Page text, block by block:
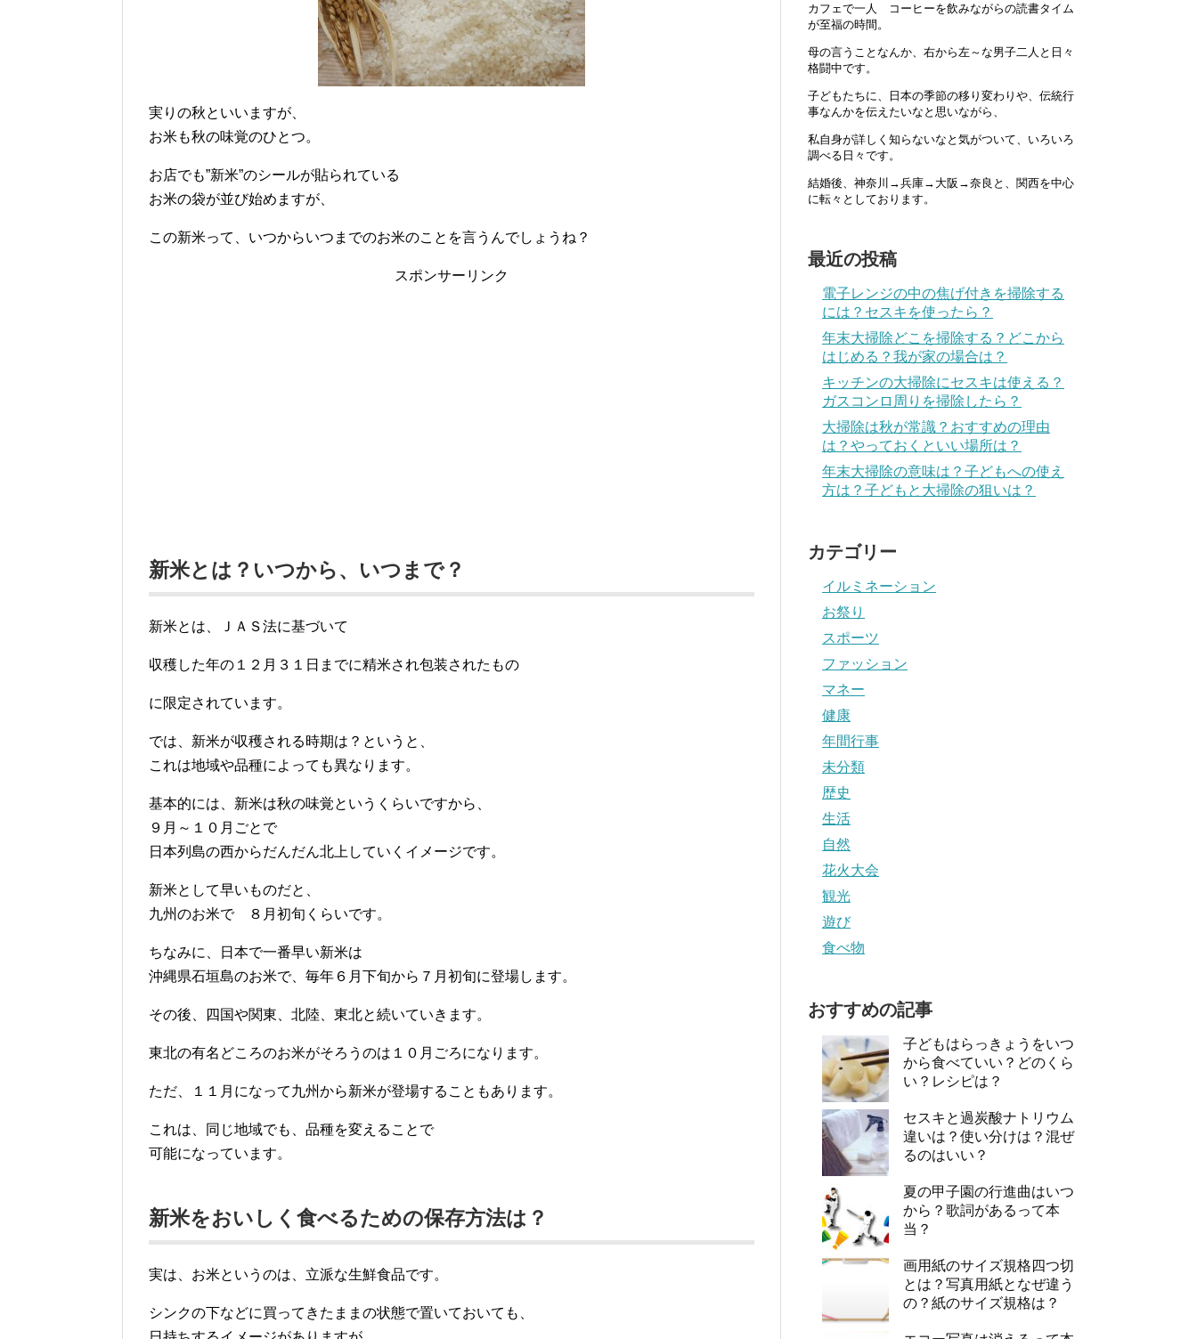
実りの秋といいますが、
お米も秋の味覚のひとつ。
お店でも”新米”のシールが貼られている
お米の袋が並び始めますが、
この新米って、いつからいつまでのお米のことを言うんでしょうね？
スポンサーリンク
新米とは？いつから、いつまで？
新米とは、ＪＡＳ法に基づいて
収穫した年の１２月３１日までに精米され包装されたもの
に限定されています。
では、新米が収穫される時期は？というと、
これは地域や品種によっても異なります。
基本的には、新米は秋の味覚というくらいですから、
９月～１０月ごとで
日本列島の西からだんだん北上していくイメージです。
新米として早いものだと、
九州のお米で ８月初旬くらいです。
ちなみに、日本で一番早い新米は
沖縄県石垣島のお米で、毎年６月下旬から７月初旬に登場します。
その後、四国や関東、北陸、東北と続いていきます。
東北の有名どころのお米がそろうのは１０月ごろになります。
ただ、１１月になって九州から新米が登場することもあります。
これは、同じ地域でも、品種を変えることで
可能になっています。
新米をおいしく食べるための保存方法は？
実は、お米というのは、立派な生鮮食品です。
シンクの下などに買ってきたままの状態で置いておいても、
カフェで一人 コーヒーを飲みながらの読書タイム
が至福の時間。
母の言うことなんか、右から左～な男子二人と日々
格闘中です。
子どもたちに、日本の季節の移り変わりや、伝統行
事なんかを伝えたいなと思いながら、
私自身が詳しく知らないなと気がついて、いろいろ
調べる日々です。
結婚後、神奈川→兵庫→大阪→奈良と、関西を中心
に転々としております。
最近の投稿
電子レンジの中の焦げ付きを掃除する
には？セスキを使ったら？
年末大掃除どこを掃除する？どこから
はじめる？我が家の場合は？
キッチンの大掃除にセスキは使える？
ガスコンロ周りを掃除したら？
大掃除は秋が常識？おすすめの理由
は？やっておくといい場所は？
年末大掃除の意味は？子どもへの使え
方は？子どもと大掃除の狙いは？
カテゴリー
イルミネーション
お祭り
スポーツ
ファッション
マネー
健康
年間行事
未分類
歴史
生活
自然
花火大会
観光
遊び
食べ物
おすすめの記事
子どもはらっきょうをいつ
から食べていい？どのくら
い？レシピは？
セスキと過炭酸ナトリウム
違いは？使い分けは？混ぜ
るのはいい？
夏の甲子園の行進曲はいつ
から？歌詞があるって本
当？
画用紙のサイズ規格四つ切
とは？写真用紙となぜ違う
の？紙のサイズ規格は？